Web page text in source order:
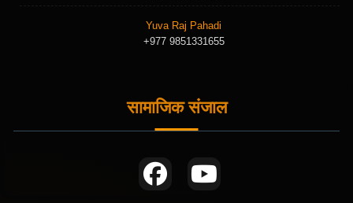
Yuva Raj Pahadi
+977 9851331655
सामाजिक संजाल